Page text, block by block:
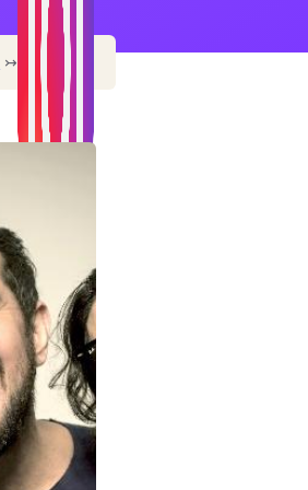
↣
Home
Recipe
Healthy
Soup
Desserts
Dine out
Features
Single post templates
Contact